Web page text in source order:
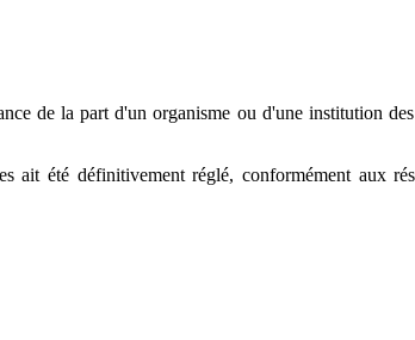
de la part d'un organisme ou d'une institution
ait été définitivement réglé, conformément aux